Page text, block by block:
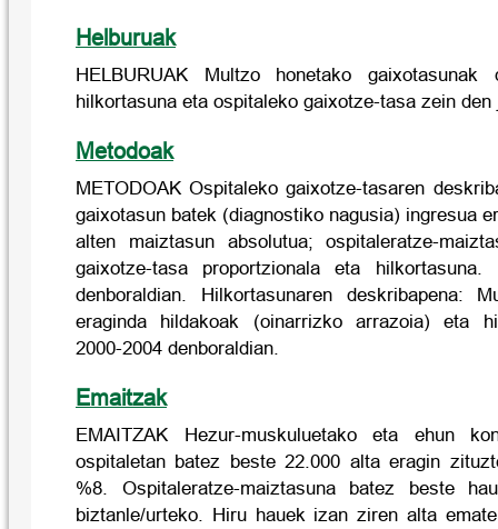
Helburuak
HELBURUAK Multzo honetako
hilkortasuna eta ospitaleko gaixotze-tasa zein den
Metodoak
METODOAK Ospitaleko gaixotze-tasaren
gaixotasun batek (diagnostiko nagusia) ingresua
alten maiztasun absolutua; ospitaleratze-
gaixotze-tasa proportzionala eta hilkortasuna.
denboraldian. Hilkortasunaren deskribapena:
eraginda hildakoak (oinarrizko arrazoia) eta
2000-2004 denboraldian.
Emaitzak
EMAITZAK Hezur-muskuluetako eta ehun
ospitaletan batez beste 22.000 alta eragin
%8. Ospitaleratze-maiztasuna batez beste
biztanle/urteko. Hiru hauek izan ziren alta